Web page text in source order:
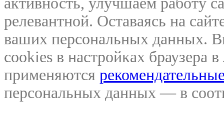
релевантной. Оставаясь на
ваших персональных данных.
cookies в настройках браузера
применяются
персональных данных — в